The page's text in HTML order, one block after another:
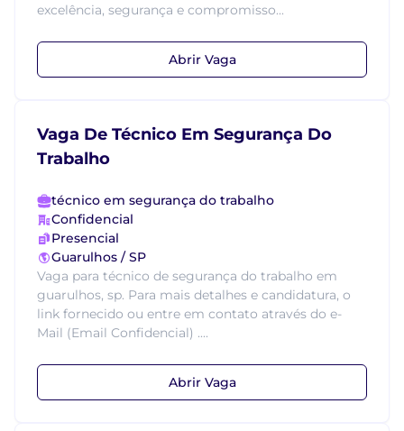
excelência, segurança e compromisso...
Abrir Vaga
Vaga De Técnico Em Segurança Do
Trabalho
técnico em segurança do trabalho
Confidencial
Presencial
Guarulhos / SP
Vaga para técnico de segurança do trabalho em
guarulhos, sp. Para mais detalhes e candidatura, o
link fornecido ou entre em contato através do e-
Mail (Email Confidencial) ....
Abrir Vaga